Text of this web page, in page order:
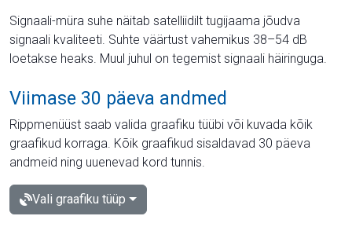
Signaali-müra suhe näitab satelliidilt tugijaama jõudva
signaali kvaliteeti. Suhte väärtust vahemikus 38–54 dB
loetakse heaks. Muul juhul on tegemist signaali häiringuga.
Viimase 30 päeva andmed
Rippmenüüst saab valida graafiku tüübi või kuvada kõik
graafikud korraga. Kõik graafikud sisaldavad 30 päeva
andmeid ning uuenevad kord tunnis.
Vali graafiku tüüp